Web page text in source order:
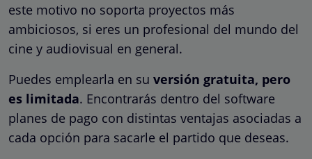
este motivo no soporta proyectos más
ambiciosos, si eres un profesional del mundo del
cine y audiovisual en general.
Puedes emplearla en su versión gratuita, pero
es limitada. Encontrarás dentro del software
planes de pago con distintas ventajas asociadas a
cada opción para sacarle el partido que deseas.